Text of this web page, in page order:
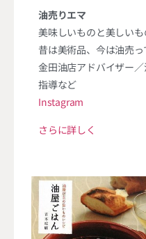
油売りエマ
美味しいものと美しいも
昔は美術品、今は油売っ
金田油店アドバイザー
指導など
Instagram
さらに詳しく